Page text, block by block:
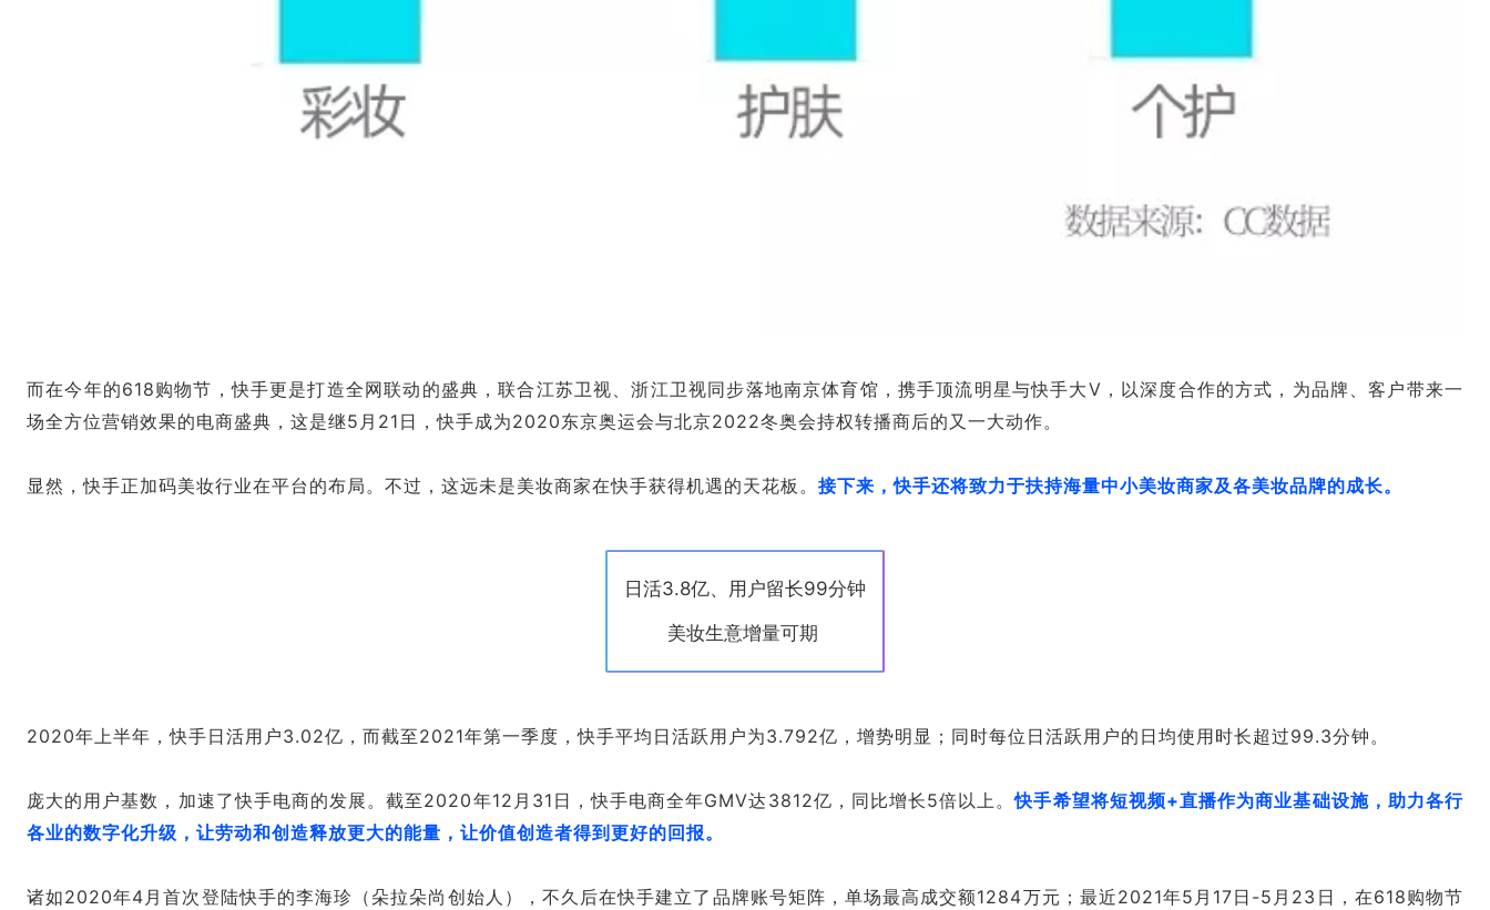
而在今年的618购物节，快手更是打造全网联动的盛典，联合江苏卫视、浙江卫视同步落地南京体育馆，携手顶流明星与快手大V，以深度合作的方式，为品牌、客户带来一
场全方位营销效果的电商盛典，这是继5月21日，快手成为2020东京奥运会与北京2022冬奥会持权转播商后的又一大动作。
显然，快手正加码美妆行业在平台的布局。不过，这远未是美妆商家在快手获得机遇的天花板。 接下来，快手还将致力于扶持海量中小美妆商家及各美妆品牌的成长。
日活3.8亿、用户留长99分钟
美妆生意增量可期
2020年上半年，快手日活用户3.02亿，而截至2021年第一季度，快手平均日活跃用户为3.792亿，增势明显；同时每位日活跃用户的日均使用时长超过99.3分钟。
庞大的用户基数，加速了快手电商的发展。截至2020年12月31日，快手电商全年GMV达3812亿，同比增长5倍以上。快手希望将短视频+直播作为商业基础设施，助力各行
各业的数字化升级，让劳动和创造释放更大的能量，让价值创造者得到更好的回报。
诸如2020年4月首次登陆快手的李海珍（朵拉朵尚创始人），不久后在快手建立了品牌账号矩阵，单场最高成交额1284万元；最近2021年5月17日-5月23日，在618购物节